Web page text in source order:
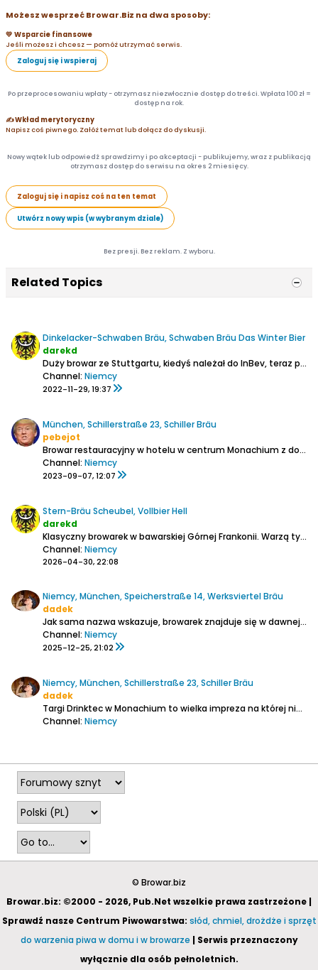
Możesz wesprzeć Browar.Biz na dwa sposoby:
💛 Wsparcie finansowe
Jeśli możesz i chcesz — pomóż utrzymać serwis.
Zaloguj się i wspieraj
Po przeprocesowaniu wpłaty - otrzymasz niezwłocznie dostęp do treści. Wpłata 100 zł =
dostęp na rok.
✍️ Wkład merytoryczny
Napisz coś piwnego. Załóż temat lub dołącz do dyskusji.
Nowy wątek lub odpowiedź sprawdzimy i po akceptacji - publikujemy, wraz z publikacją
otrzymasz dostęp do serwisu na okres 2 miesięcy.
Zaloguj się i napisz coś na ten temat
Utwórz nowy wpis (w wybranym dziale)
Bez presji. Bez reklam. Z wyboru.
Related Topics
Dinkelacker-Schwaben Bräu, Schwaben Bräu Das Winter Bier
darekd
Duży browar ze Stuttgartu, kiedyś należał do InBev, teraz ponownie niezależny
Channel: Niemcy
2022-11-29, 19:37
München, Schillerstraße 23, Schiller Bräu
pebejot
Browar restauracyjny w hotelu w centrum Monachium z doskonałą lokalizacją, 5 minut spacerem od głównego dworca kolejowego.
Channel: Niemcy
2023-09-07, 12:07
Stern-Bräu Scheubel, Vollbier Hell
darekd
Klasyczny browarek w bawarskiej Górnej Frankonii. Warzą tylko dwa rodzaje piwa. Oprócz tego jeszcze ciemne.
Channel: Niemcy
2026-04-30, 22:08
Niemcy, München, Speicherstraße 14, Werksviertel Bräu
dadek
Jak sama nazwa wskazuje, browarek znajduje się w dawnej dzielnicy przemysłowej, przekształconej w rozrywkową. Łatwo się tu dostać koleją, tramwajem lub metrem do dworca München Ost i przejść pod torami długim pieszo-rowerowym tunelem ozdobionym artystycznym graffiti. Po drugiej stronie wychodzimy...
Channel: Niemcy
2025-12-25, 21:02
Niemcy, München, Schillerstraße 23, Schiller Bräu
dadek
Targi Drinktec w Monachium to wielka impreza na której nie brakuje piwa, jednak tradycją jest że każdego dnia po zamknięciu hal wystawowych odwiedzamy jakiś miejscowy browar.
Channel: Niemcy
© Browar.biz
Browar.biz: ©2000 - 2026, Pub.Net wszelkie prawa zastrzeżone |
Sprawdź nasze Centrum Piwowarstwa: słód, chmiel, drożdże i sprzęt
do warzenia piwa w domu i w browarze | Serwis przeznaczony
wyłącznie dla osób pełnoletnich.